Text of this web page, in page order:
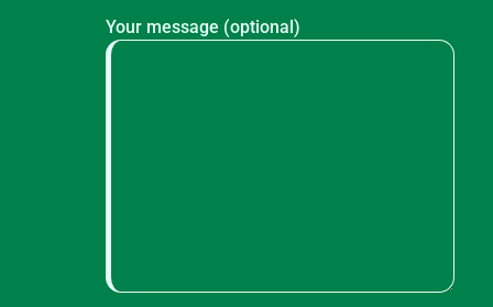
Your message (optional)